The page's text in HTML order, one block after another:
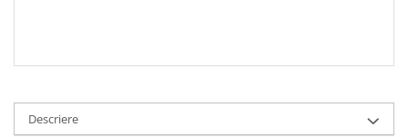
Suflante si aspiratoare exterior
Unelte manuale de gradina -
Descriere